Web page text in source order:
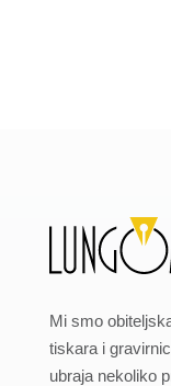
Mi smo
tiskara i
ubraja nekoliko